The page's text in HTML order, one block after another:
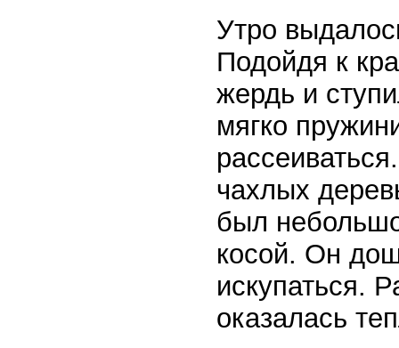
Утро
Подойдя к
жердь и
мягко
чахлых
был
косой. Он
искупаться.
оказалась